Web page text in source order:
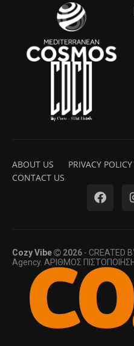
ABOUT US PRIVACY POLICY
CONTACT US
Cozy Vibe 2026 - CREATED
Agency. ΑΡΙΘΜΟΣ